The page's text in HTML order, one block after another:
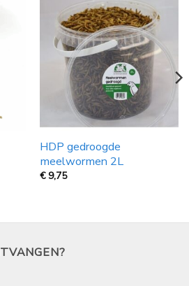
HDP gedroogde
meelwormen 2L
€9,75